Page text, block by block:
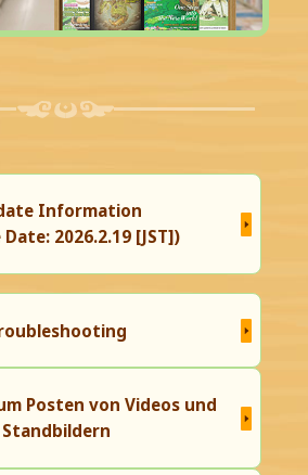
Information
2026.2.19 [JST])
Posten von Videos und
Standbildern